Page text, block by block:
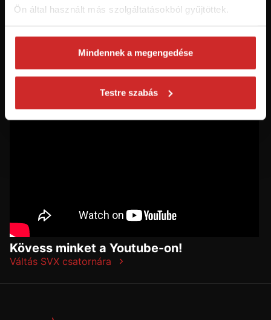
Ön által használt más szolgáltatásokból gyűjtöttek.
Mindennek a megengedése
Testre szabás
Hozzájárulok a személyes adatok feldolgozásához üzleti
ajánlott!
Kövess minket a Youtube-on!
Váltás SVX csatornára